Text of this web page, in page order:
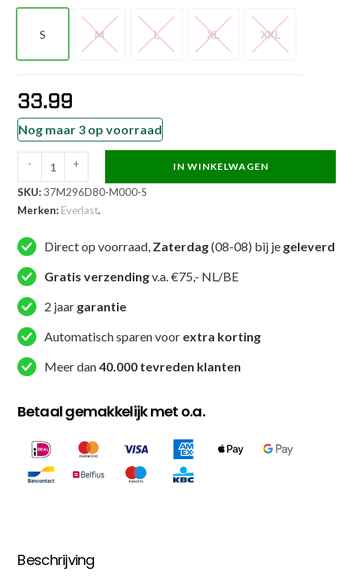
S
S
M
M
L
L
XL
XL
XXL
XXL
33.99
Nog maar 3 op voorraad
Everlast
short
-
Logo
Shorts
-
Grijs
aantal
- + IN WINKELWAGEN
SKU: 37M296D80-M000-S
Merken: Everlast.
Direct op voorraad, Zaterdag(08-08) bij je geleverd
Gratis verzendingv.a. €75,- NL/BE
2 jaar garantie
Automatisch sparen voor extra korting
Meer dan40.000 tevreden klanten
Betaal gemakkelijk met o.a.
Beschrijving